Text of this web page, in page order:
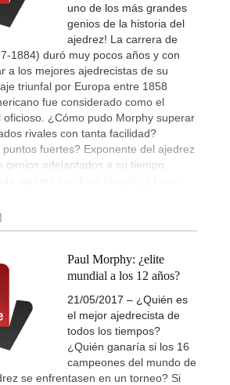
uno de los más grandes
genios de la historia del
ajedrez! La carrera de
1884) duró muy pocos años y con
a los mejores ajedrecistas de su
triunfal por Europa entre 1858
fue considerado como el
oficioso. ¿Cómo pudo Morphy superar
rivales con tanta facilidad?
fuertes? Exponente del ajedrez
genios adelantados a su tiempo,
Paul Morphy: ¿elite
mundial a los 12 años?
21/05/2017 – ¿Quién es
el mejor ajedrecista de
todos los tiempos?
¿Quién ganaría si los 16
campeones del mundo de
se enfrentasen en un torneo? Si